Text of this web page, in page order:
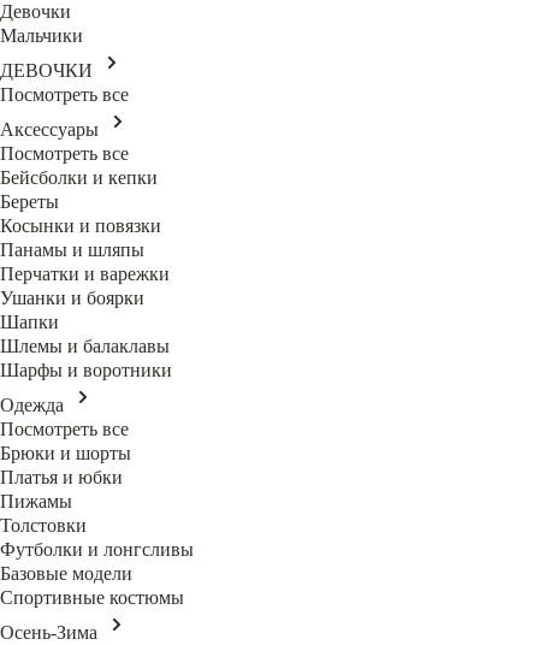
Девочки
Мальчики
ДЕВОЧКИ
Посмотреть все
Аксессуары
Посмотреть все
Бейсболки и кепки
Береты
Косынки и повязки
Панамы и шляпы
Перчатки и варежки
Ушанки и боярки
Шапки
Шлемы и балаклавы
Шарфы и воротники
Одежда
Посмотреть все
Брюки и шорты
Платья и юбки
Пижамы
Толстовки
Футболки и лонгсливы
Базовые модели
Спортивные костюмы
Осень-Зима